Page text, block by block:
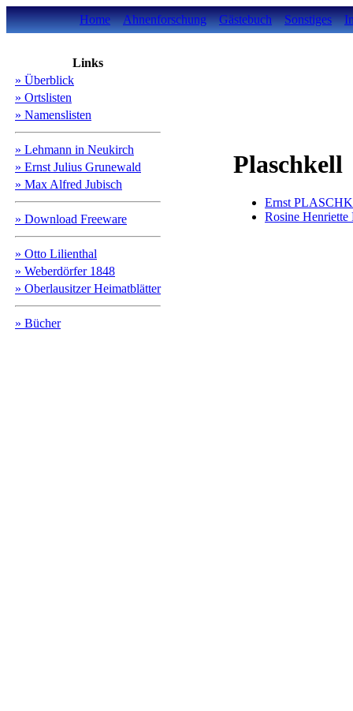
Home Ahnenforschung Gästebuch Sonstiges
Links
» Überblick
» Ortslisten
» Namenslisten
» Lehmann in Neukirch
» Ernst Julius Grunewald
» Max Alfred Jubisch
» Download Freeware
» Otto Lilienthal
» Weberdörfer 1848
» Oberlausitzer Heimatblätter
» Bücher
Plaschkell
Ernst
Rosine